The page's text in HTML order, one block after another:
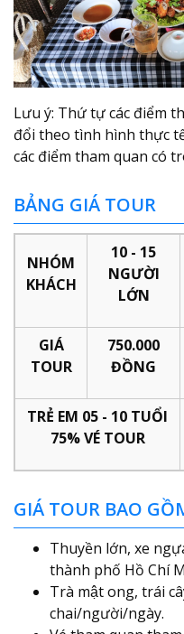
Lưu ý: Thứ tự các điểm
đổi theo tình hình thực
các điểm tham quan có
BẢNG GIÁ TOUR
NHÓM
KHÁCH
10 - 15
NGƯỜI
LỚN
GIÁ
TOUR
750.000
ĐỒNG
TRẺ EM 05 - 10 TUỔI
75% VÉ TOUR
GIÁ TOUR BAO
Thuyền lớn, xe
thành phố Hồ Chí
Trà mật ong, trái
chai/người/ngày.